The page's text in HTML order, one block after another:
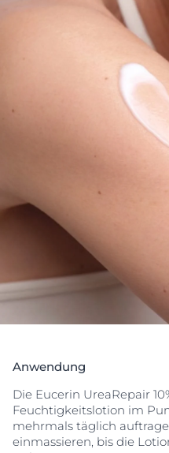
UreaRepair 10% Urea
versorgt sehr trockene,
Pflege die sie braucht. Es
Formel mit einem 3-
10% Urea, Ceramide und
Feuchthaltefaktoren
von Zeichen extrem
Schuppung, Rötung,
10% Urea spendet
die Haut 2) Natürliche
verbessern die
Feuchtigkeitsgehalt
Glucosid sorgt für eine
Feuchtigkeitsverteilung
Lipiden, wie z.B.
Schutzbarriere gestärkt
eingeschlossen. Das
Feuchtigkeit und
Hautbarriere. ■ Die Haut
und geschmeidig an ■
ist widerstandsfähig und
Feuchtigkeitslotion ist
bei Psoriasis, Diabetes
begleitende Pflege
Anwendung
Die Eucerin UreaRepair
Feuchtigkeitslotion im
mehrmals täglich
einmassieren, bis die